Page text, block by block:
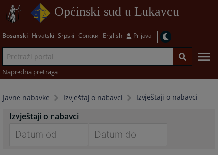
Općinski sud u Lukavcu
Bosanski Hrvatski Srpski Српски English Prijava
Napredna pretraga
Javne nabavke Izvještaj o nabavci Izvještaji o nabavci
Izvještaji o nabavci